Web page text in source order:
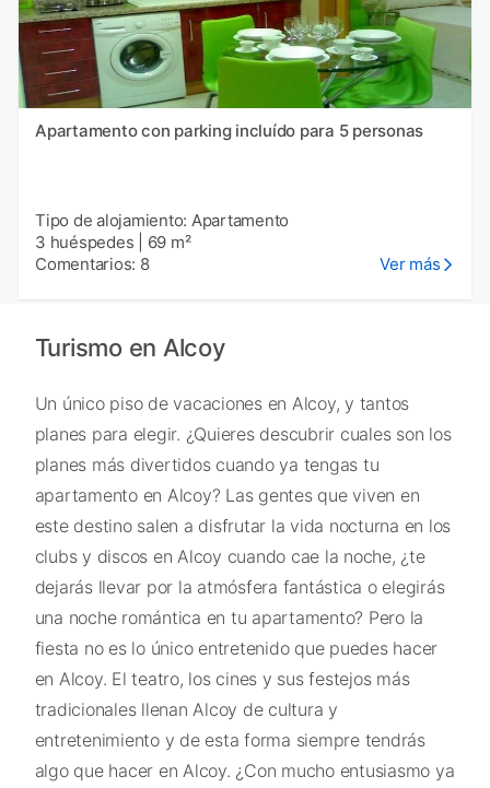
Apartamento con parking incluído para 5 personas
Tipo de alojamiento: Apartamento
3 huéspedes
69 m²
Comentarios: 8
Ver más
Turismo en Alcoy
Un único piso de vacaciones en Alcoy, y tantos
planes para elegir. ¿Quieres descubrir cuales son los
planes más divertidos cuando ya tengas tu
apartamento en Alcoy? Las gentes que viven en
este destino salen a disfrutar la vida nocturna en los
clubs y discos en Alcoy cuando cae la noche, ¿te
dejarás llevar por la atmósfera fantástica o elegirás
una noche romántica en tu apartamento? Pero la
fiesta no es lo único entretenido que puedes hacer
en Alcoy. El teatro, los cines y sus festejos más
tradicionales llenan Alcoy de cultura y
entretenimiento y de esta forma siempre tendrás
algo que hacer en Alcoy. ¿Con mucho entusiasmo ya